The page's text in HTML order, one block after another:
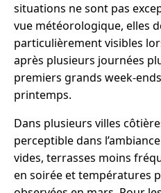
situations ne sont pas
vue météorologique, elles
particulièrement visibles
après plusieurs journées
premiers grands week-
printemps.
Dans plusieurs villes
perceptible dans
vides, terrasses moins
en soirée et températures